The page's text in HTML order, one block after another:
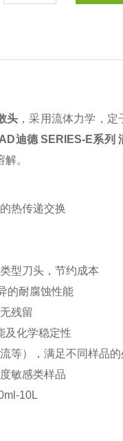
头 ，采用流体力学，定
迪德 SERIES-E系列
。
热传递交换
型刀头，节约成本
的耐腐蚀性能
残留
及化学稳定性
等），满足不同样品
敏感类样品
10L